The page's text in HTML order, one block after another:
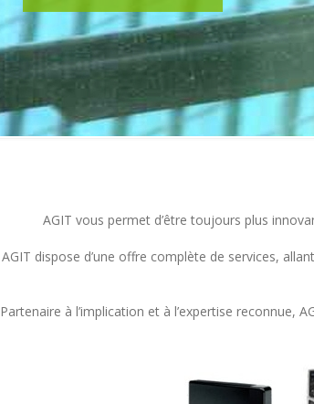
AGIT vous permet d’être toujours plus
AGIT dispose d’une offre complète de services,
Partenaire à l’implication et à l’expertise reconnue,